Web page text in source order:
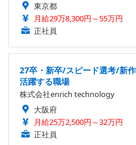
東京都
月給29万8,300円～55万円
正社員
27卒・新卒/スピード選考/新
活躍する職場
株式会社enrich technology
大阪府
月給25万2,500円～32万円
正社員